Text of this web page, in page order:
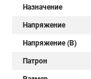
Назначение
Напряжение
Напряжение (В)
Патрон